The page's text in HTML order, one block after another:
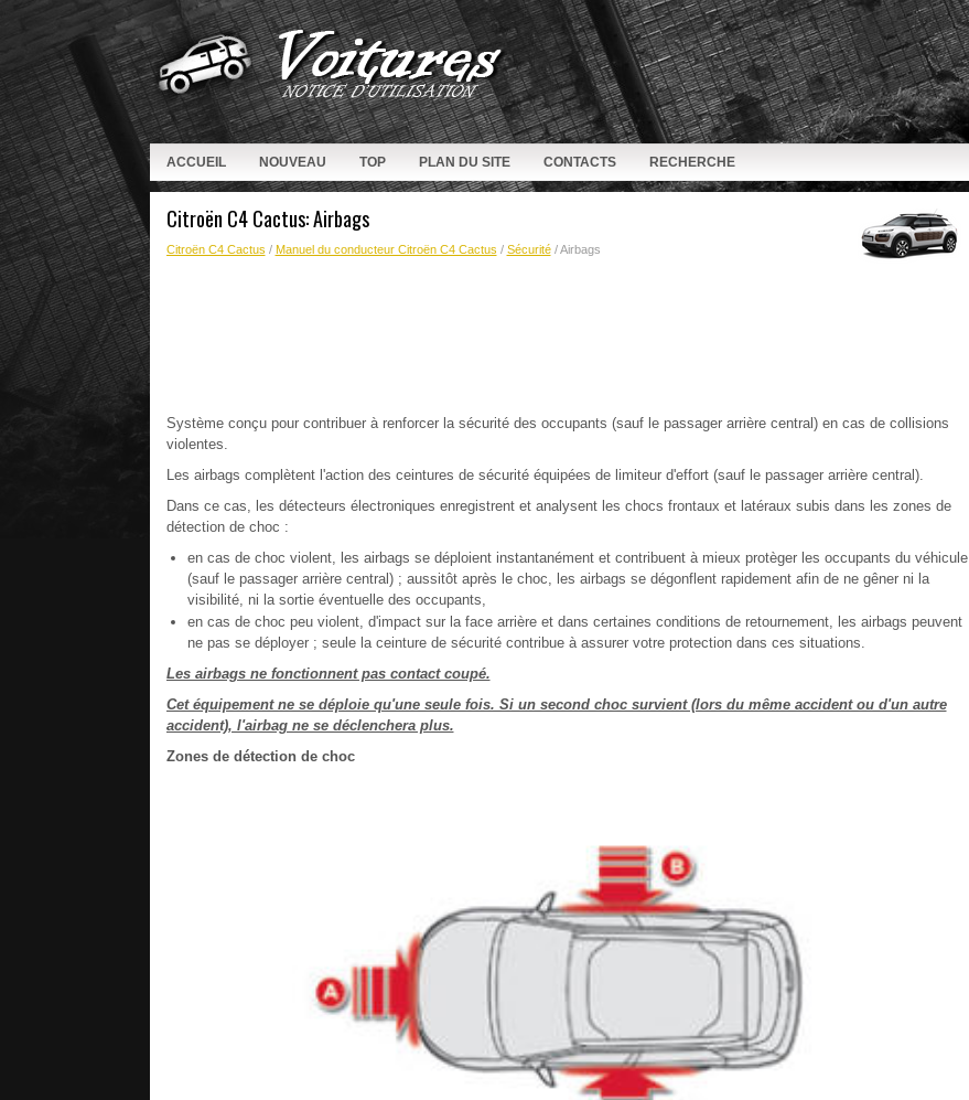
ACCUEIL NOUVEAU TOP PLAN DU SITE CONTACTS RECHERCHE
Citroën C4 Cactus: Airbags
Citroën C4 Cactus / Manuel du conducteur Citroën C4 Cactus / Sécurité/ Airbags
Système conçu pour contribuer à renforcer la sécurité des occupants (sauf le passager arrière central) en cas de collisions
violentes.
Les airbags complètent l'action des ceintures de sécurité équipées de limiteur d'effort (sauf le passager arrière central).
Dans ce cas, les détecteurs électroniques enregistrent et analysent les chocs frontaux et latéraux subis dans les zones de
détection de choc :
en cas de choc violent, les airbags se déploient instantanément et contribuent à mieux protèger les occupants du véhicule
(sauf le passager arrière central) ; aussitôt après le choc, les airbags se dégonflent rapidement afin de ne gêner ni la
visibilité, ni la sortie éventuelle des occupants,
en cas de choc peu violent, d'impact sur la face arrière et dans certaines conditions de retournement, les airbags peuvent
ne pas se déployer ; seule la ceinture de sécurité contribue à assurer votre protection dans ces situations.
Les airbags ne fonctionnent pas contact coupé.
Cet équipement ne se déploie qu'une seule fois. Si un second choc survient (lors du même accident ou d'un autre
accident), l'airbag ne se déclenchera plus.
Zones de détection de choc